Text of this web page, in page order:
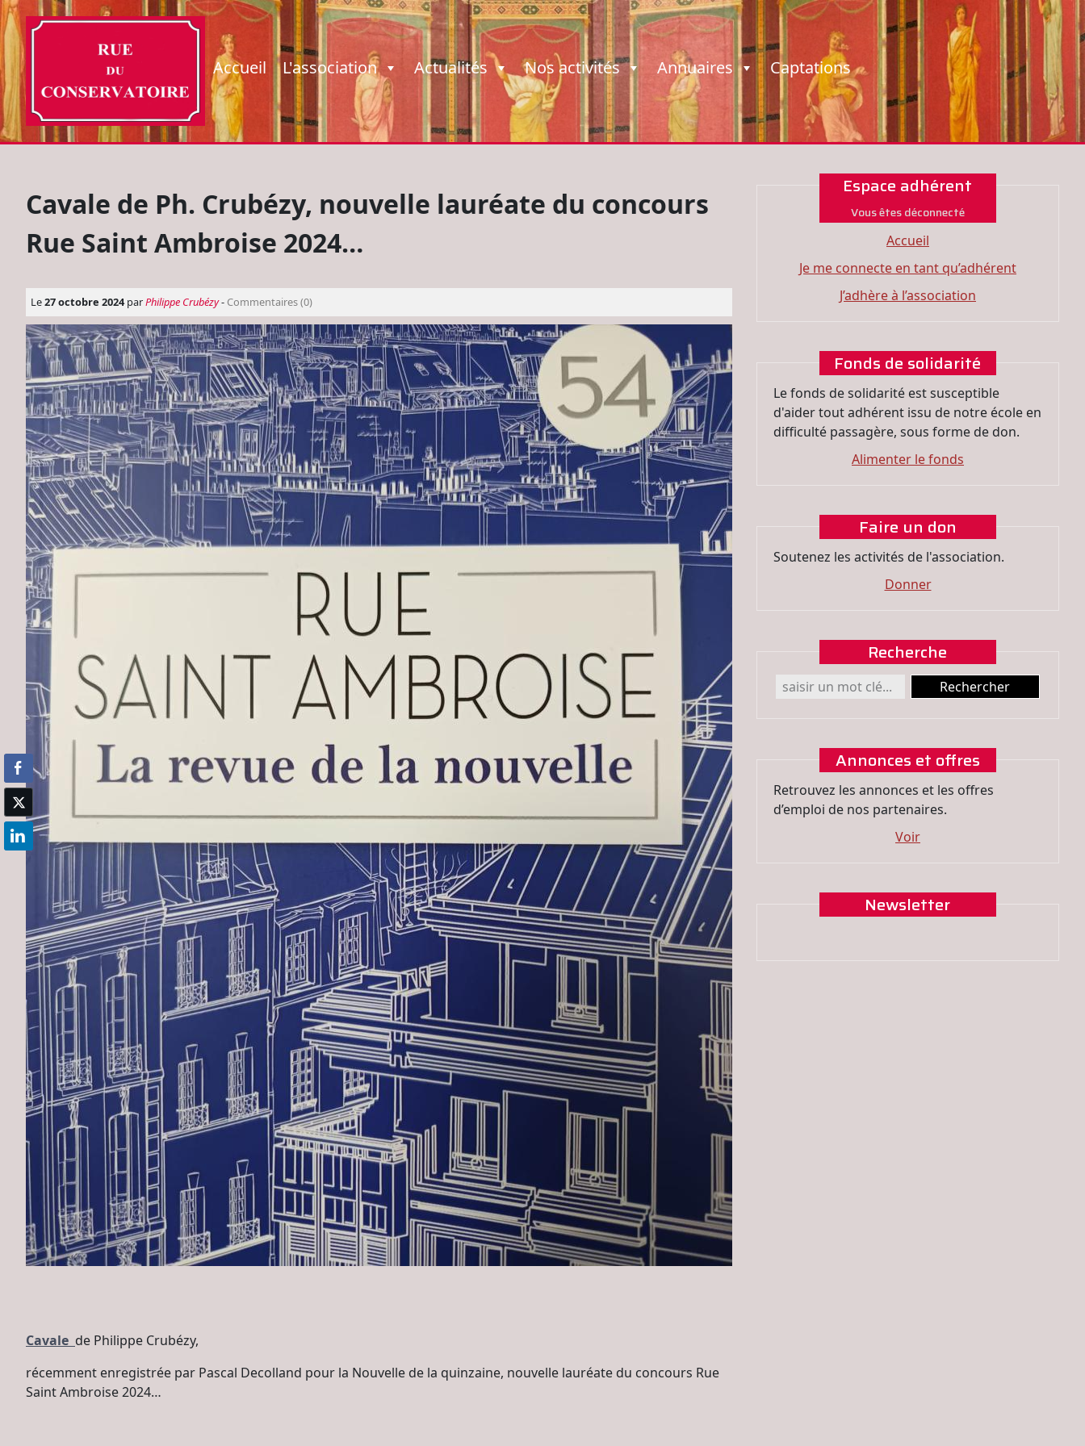
Accueil L'association Actualités Nos activités Annuaires Captations
Cavale de Ph. Crubézy, nouvelle lauréate du concours
Rue Saint Ambroise 2024…
Le27 octobre 2024parPhilippe Crubézy- Commentaires (0)
Cavale de Philippe Crubézy,
récemment enregistrée par Pascal Decolland pour la Nouvelle de la quinzaine, nouvelle lauréate du concours Rue
Saint Ambroise 2024…
Espace adhérent
Vous êtes déconnecté
Accueil
Je me connecte en tant qu’adhérent
J’adhère à l’association
Fonds de solidarité
Le fonds de solidarité est susceptible
d'aider tout adhérent issu de notre école en
difficulté passagère, sous forme de don.
Alimenter le fonds
Faire un don
Soutenez les activités de l'association.
Donner
Recherche
Annonces et offres
Retrouvez les annonces et les offres
d’emploi de nos partenaires.
Voir
Newsletter